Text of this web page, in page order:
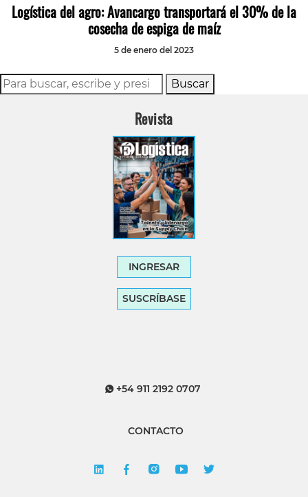
Logística del agro: Avancargo transportará el 30% de la
cosecha de espiga de maíz
5 de enero del 2023
Buscar
Revista
INGRESAR
SUSCRÍBASE
+54 911 2192 0707
CONTACTO